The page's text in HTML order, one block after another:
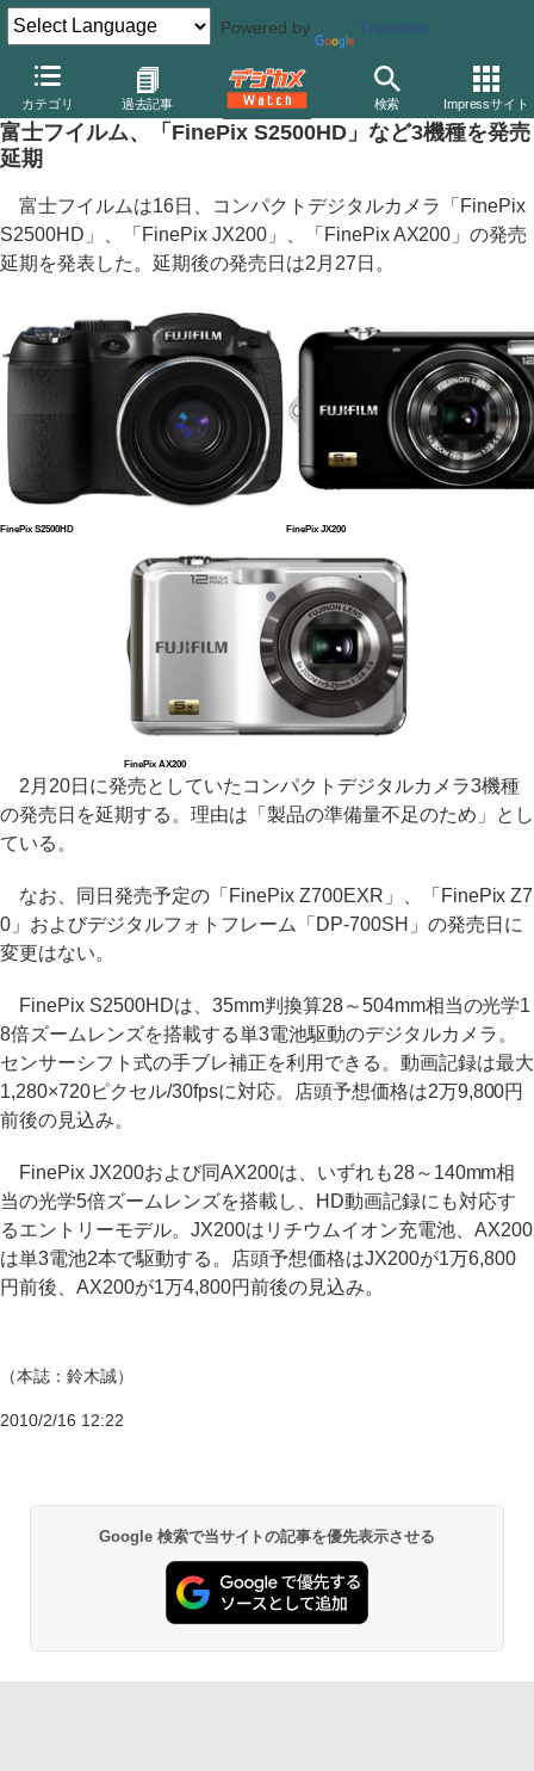
Powered by Translate
カテゴリ 過去記事 検索 Impressサイト
デジカメ Watch カメラ レンズ一体型（コンパクト）カメラ 富
富士フイルム、「FinePix S2500HD」など3機種を発売
延期
富士フイルムは16日、コンパクトデジタルカメラ「FinePix
S2500HD」、「FinePix JX200」、「FinePix AX200」の発売
延期を発表した。延期後の発売日は2月27日。
FinePix S2500HD FinePix JX200
FinePix AX200
2月20日に発売としていたコンパクトデジタルカメラ3機種
の発売日を延期する。理由は「製品の準備量不足のため」とし
ている。
なお、同日発売予定の「FinePix Z700EXR」、「FinePix Z7
0」およびデジタルフォトフレーム「DP-700SH」の発売日に
変更はない。
FinePix S2500HDは、35mm判換算28～504mm相当の光学1
8倍ズームレンズを搭載する単3電池駆動のデジタルカメラ。
センサーシフト式の手ブレ補正を利用できる。動画記録は最大
1,280×720ピクセル/30fpsに対応。店頭予想価格は2万9,800円
前後の見込み。
FinePix JX200および同AX200は、いずれも28～140mm相
当の光学5倍ズームレンズを搭載し、HD動画記録にも対応す
るエントリーモデル。JX200はリチウムイオン充電池、AX200
は単3電池2本で駆動する。店頭予想価格はJX200が1万6,800
円前後、AX200が1万4,800円前後の見込み。
（本誌：鈴木誠）
2010/2/16 12:22
Google 検索で当サイトの記事を優先表示させる